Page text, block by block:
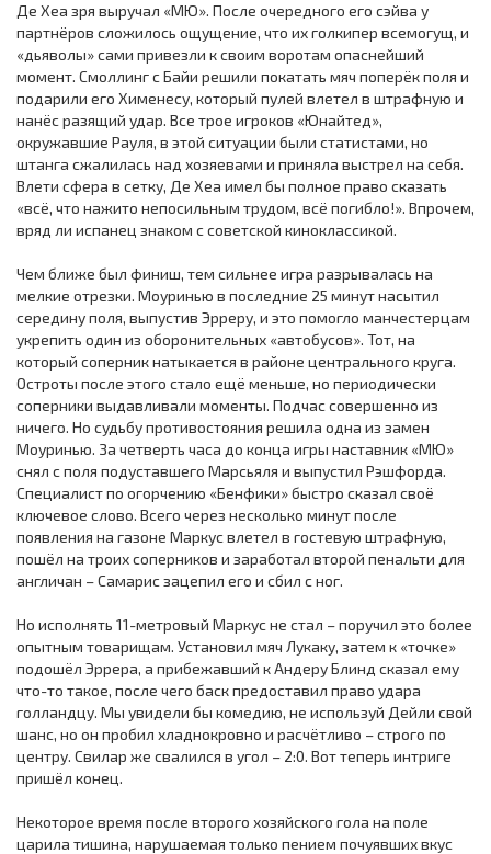
Де Хеа зря выручал «МЮ». После очередного его сэйва у
партнёров сложилось ощущение, что их голкипер всемогущ, и
«дьяволы» сами привезли к своим воротам опаснейший
момент. Смоллинг с Байи решили покатать мяч поперёк поля и
подарили его Хименесу, который пулей влетел в штрафную и
нанёс разящий удар. Все трое игроков «Юнайтед»,
окружавшие Рауля, в этой ситуации были статистами, но
штанга сжалилась над хозяевами и приняла выстрел на себя.
Влети сфера в сетку, Де Хеа имел бы полное право сказать
«всё, что нажито непосильным трудом, всё погибло!». Впрочем,
вряд ли испанец знаком с советской киноклассикой.
Чем ближе был финиш, тем сильнее игра разрывалась на
мелкие отрезки. Моуринью в последние 25 минут насытил
середину поля, выпустив Эрреру, и это помогло манчестерцам
укрепить один из оборонительных «автобусов». Тот, на
который соперник натыкается в районе центрального круга.
Остроты после этого стало ещё меньше, но периодически
соперники выдавливали моменты. Подчас совершенно из
ничего. Но судьбу противостояния решила одна из замен
Моуринью. За четверть часа до конца игры наставник «МЮ»
снял с поля подуставшего Марсьяля и выпустил Рэшфорда.
Специалист по огорчению «Бенфики» быстро сказал своё
ключевое слово. Всего через несколько минут после
появления на газоне Маркус влетел в гостевую штрафную,
пошёл на троих соперников и заработал второй пенальти для
англичан – Самарис зацепил его и сбил с ног.
Но исполнять 11-метровый Маркус не стал – поручил это более
опытным товарищам. Установил мяч Лукаку, затем к «точке»
подошёл Эррера, а прибежавший к Андеру Блинд сказал ему
что-то такое, после чего баск предоставил право удара
голландцу. Мы увидели бы комедию, не используй Дейли свой
шанс, но он пробил хладнокровно и расчётливо – строго по
центру. Свилар же свалился в угол – 2:0. Вот теперь интриге
пришёл конец.
Некоторое время после второго хозяйского гола на поле
царила тишина, нарушаемая только пением почуявших вкус